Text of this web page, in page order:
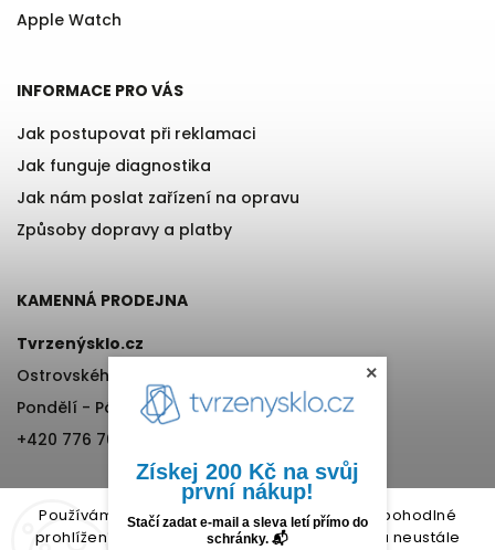
Používáme cookies, abychom Vám umožnili pohodlné
prohlížení webu a díky analýze provozu webu neustále
Apple Watch
INFORMACE PRO VÁS
Jak postupovat při reklamaci
Jak funguje diagnostika
Jak nám poslat zařízení na opravu
Způsoby dopravy a platby
KAMENNÁ PRODEJNA
Tvrzenýsklo.cz
Ostrovského 971/11, Praha 5
Pondělí - Pátek, 12:00-17:00
+420 776 76 70 72
×
Získej 200 Kč na svůj
první nákup!
Stačí zadat e-mail a sleva letí přímo do
schránky. 📬